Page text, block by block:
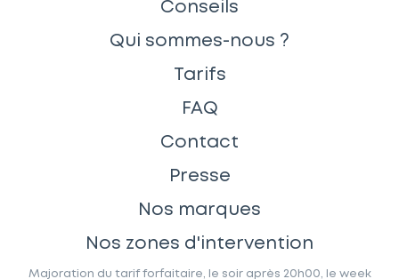
Conseils
Qui sommes-nous ?
Tarifs
FAQ
Contact
Presse
Nos marques
Nos zones d'intervention
Majoration du tarif forfaitaire, le soir après 20h00, le week